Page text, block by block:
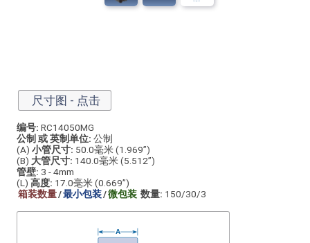
尺寸图 - 点击
编号: RC14050MG
公制 或 英制单位: 公制
(A) 小管尺寸: 50.0毫米 (1.969”)
(B) 大管尺寸: 140.0毫米 (5.512”)
管壁: 3 - 4mm
(L) 高度: 17.0毫米 (0.669”)
箱装数量/最小包装/微包装 数量: 150/30/3